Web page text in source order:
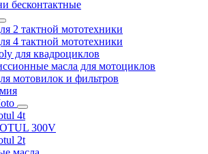
бесконтактные
2 тактной мототехники
4 тактной мототехники
для квадроциклов
масла для мотоциклов
мотовилок и фильтров
4t
300V
2t